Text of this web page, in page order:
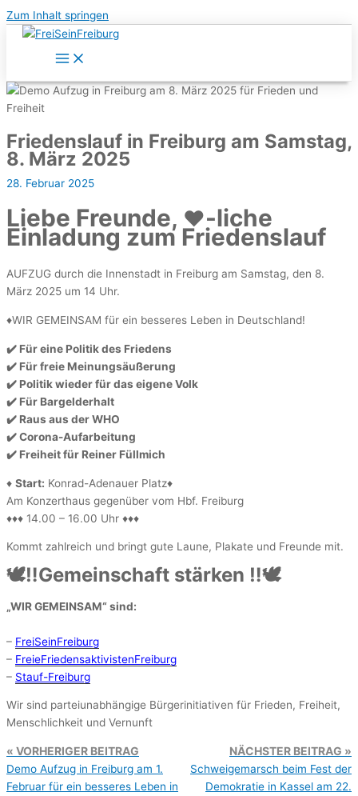
Zum Inhalt springen
Friedenslauf in Freiburg am Samstag,
8. März 2025
28. Februar 2025
Liebe Freunde, ❤️-liche
Einladung zum Friedenslauf
AUFZUG durch die Innenstadt in Freiburg am Samstag, den 8.
März 2025 um 14 Uhr.
♦️WIR GEMEINSAM für ein besseres Leben in Deutschland!
✔️ Für eine Politik des Friedens
✔️ Für freie Meinungsäußerung
✔️ Politik wieder für das eigene Volk
✔️ Für Bargelderhalt
✔️ Raus aus der WHO
✔️ Corona-Aufarbeitung
✔️ Freiheit für Reiner Füllmich
♦️ Start: Konrad-Adenauer Platz♦️
Am Konzerthaus gegenüber vom Hbf. Freiburg
♦️♦️♦️ 14.00 – 16.00 Uhr ♦️♦️♦️
Kommt zahlreich und bringt gute Laune, Plakate und Freunde mit.
🕊‼️Gemeinschaft stärken ‼️🕊
„WIR GEMEINSAM“ sind:
– FreiSeinFreiburg
– FreieFriedensaktivistenFreiburg
– Stauf-Freiburg
Wir sind parteiunabhängige Bürgerinitiativen für Frieden, Freiheit,
Menschlichkeit und Vernunft
VORHERIGER BEITRAG
Demo Aufzug in Freiburg am 1.
Februar für ein besseres Leben in
NÄCHSTER BEITRAG
Schweigemarsch beim Fest der
Demokratie in Kassel am 22.